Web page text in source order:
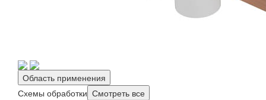
Область применения
Схемы обработки Смотреть все